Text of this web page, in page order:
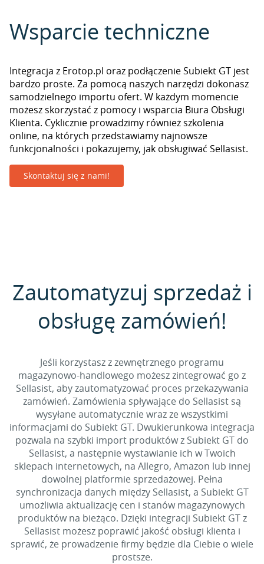
Wsparcie techniczne
Integracja z Erotop.pl oraz podłączenie Subiekt GT jest
bardzo proste. Za pomocą naszych narzędzi dokonasz
samodzielnego importu ofert. W każdym momencie
możesz skorzystać z pomocy i wsparcia Biura Obsługi
Klienta. Cyklicznie prowadzimy również szkolenia
online, na których przedstawiamy najnowsze
funkcjonalności i pokazujemy, jak obsługiwać Sellasist.
Skontaktuj się z nami!
Zautomatyzuj sprzedaż i
obsługę zamówień!
Jeśli korzystasz z zewnętrznego programu
magazynowo-handlowego możesz zintegrować go z
Sellasist, aby zautomatyzować proces przekazywania
zamówień. Zamówienia spływające do Sellasist są
wysyłane automatycznie wraz ze wszystkimi
informacjami do Subiekt GT. Dwukierunkowa integracja
pozwala na szybki import produktów z Subiekt GT do
Sellasist, a następnie wystawianie ich w Twoich
sklepach internetowych, na Allegro, Amazon lub innej
dowolnej platformie sprzedażowej. Pełna
synchronizacja danych między Sellasist, a Subiekt GT
umożliwia aktualizację cen i stanów magazynowych
produktów na bieżąco. Dzięki integracji Subiekt GT z
Sellasist możesz poprawić jakość obsługi klienta i
sprawić, że prowadzenie firmy będzie dla Ciebie o wiele
prostsze.